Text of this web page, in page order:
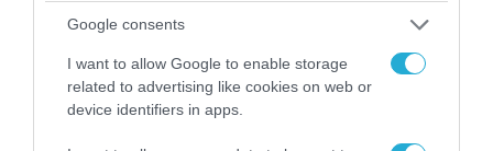
Google consents
I want to allow Google to enable storage
related to advertising like cookies on web or
device identifiers in apps.